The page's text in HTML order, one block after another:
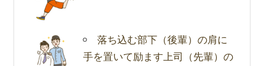
落ち込む部下（後輩）の肩に
手を置いて励ます上司（先輩）の